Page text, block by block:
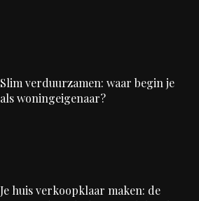
Slim verduurzamen: waar begin je
als woningeigenaar?
Je huis verkoopklaar maken: de